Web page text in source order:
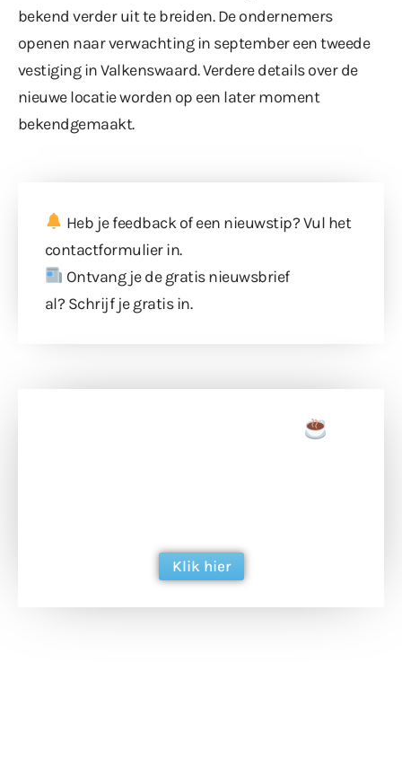
bekend verder uit te breiden. De ondernemers
openen naar verwachting in september een tweede
vestiging in Valkenswaard. Verdere details over de
nieuwe locatie worden op een later moment
bekendgemaakt.
Heb je feedback of een nieuwstip? Vul het
contactformulierin.
Ontvang je de gratis nieuwsbrief
al? Schrijf je gratis in.
Klik hier